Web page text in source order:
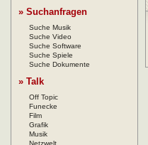
» Suchanfragen
Suche Musik
Suche Video
Suche Software
Suche Spiele
Suche Dokumente
» Talk
Off Topic
Funecke
Film
Grafik
Musik